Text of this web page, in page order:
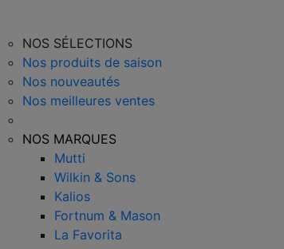
NOS SÉLECTIONS
Nos produits de saison
Nos nouveautés
Nos meilleures ventes
NOS MARQUES
Mutti
Wilkin & Sons
Kalios
Fortnum & Mason
La Favorita